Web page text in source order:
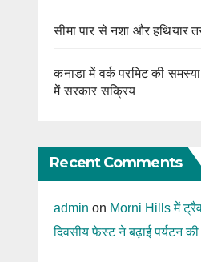
सीमा पार से नशा और हथियार
कनाडा में वर्क परमिट की
में सरकार सक्रिय
Recent Comments
admin on Morni Hills में
दिवसीय फेस्ट ने बढ़ाई पर्यटन